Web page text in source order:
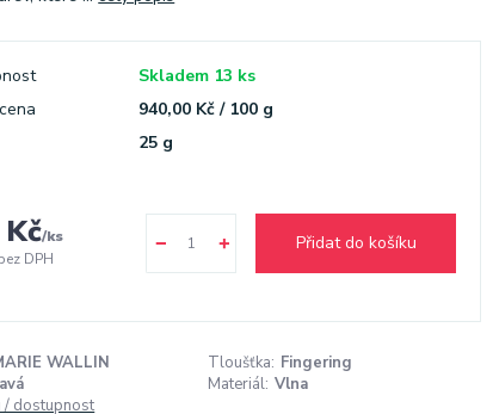
Skladem 13 ks
940,00 Kč / 100 g
25 g
/ks
DPH
Přidat do košíku
WALLIN Tloušťka: Fingering
Materiál: Vlna
/ dostupnost